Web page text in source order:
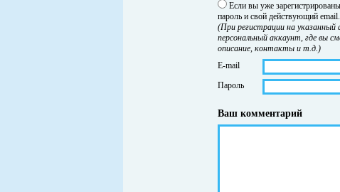
Если вы уже
пароль и свой действующий email.
(При регистрации на указанный
персональный аккаунт, где вы
описание, контакты и т.д.)
E-mail
Пароль
Ваш комментарий